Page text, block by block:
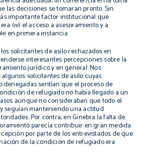
las decisiones se tomaran pronto. Sin
importante factor institucional que
(iv) el acceso a asesoramiento y a
en primera instancia.
solicitantes de asilo rechazados en
interesantes percepciones sobre la
jurídico y en general. Nos
solicitantes de asilo cuyas
denegadas sentían que el proceso de
de refugiado no había llegado a un
aunque no consideraban que todo el
seguían manteniendo una actitud
Por contra, en Ginebra la falta de
parecía contribuir en gran medida
por parte de los entrevistados de que
de la condición de refugiado era